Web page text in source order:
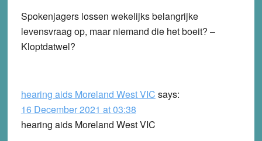
Spokenjagers lossen wekelijks belangrijke
levensvraag op, maar niemand die het boeit? –
Kloptdatwel?
hearing aids Moreland West VIC says:
16 December 2021 at 03:38
hearing aids Moreland West VIC